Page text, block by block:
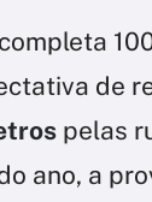
completa
de
pelas
ano, a